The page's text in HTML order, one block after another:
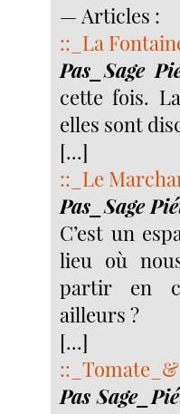
— Articles :
::_La
Pas_Sage
cette fois.
elles sont
[...]
::_Le
Pas_Sage
C’est un
lieu où
partir en
ailleurs ?
[...]
Pas